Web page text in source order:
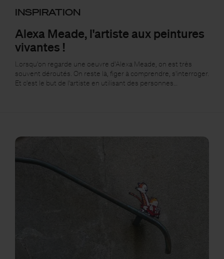
INSPIRATION
Alexa Meade, l'artiste aux peintures
vivantes !
Lorsqu'on regarde une oeuvre d'Alexa Meade, on est très
souvent déroutés. On reste là, figer à comprendre, s'interroger.
Et c'est le but de l'artiste en utilisant des personnes…